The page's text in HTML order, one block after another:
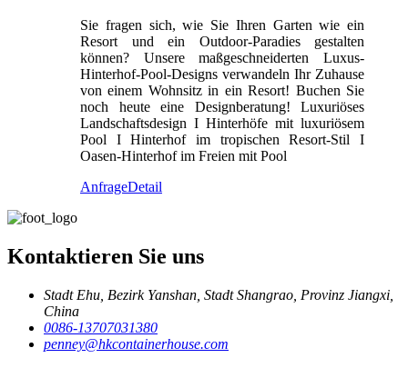
Sie fragen sich, wie Sie Ihren Garten wie ein
Resort und ein Outdoor-Paradies gestalten
können? Unsere maßgeschneiderten Luxus-
Hinterhof-Pool-Designs verwandeln Ihr Zuhause
von einem Wohnsitz in ein Resort! Buchen Sie
noch heute eine Designberatung! Luxuriöses
Landschaftsdesign I Hinterhöfe mit luxuriösem
Pool I Hinterhof im tropischen Resort-Stil I
Oasen-Hinterhof im Freien mit Pool
AnfrageDetail
Kontaktieren Sie uns
Stadt Ehu, Bezirk Yanshan, Stadt Shangrao, Provinz Jiangxi,
China
0086-13707031380
penney@hkcontainerhouse.com